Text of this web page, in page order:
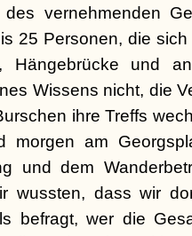
vernehmenden
25 Personen, die
Hängebrücke und
Wissens nicht, die
ihre Treffs
morgen am
und dem
wussten, dass wir
befragt, wer die